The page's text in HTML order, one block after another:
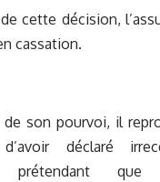
cette décision,
cassation.
de son pourvoi, il
d’avoir déclaré
prétendant